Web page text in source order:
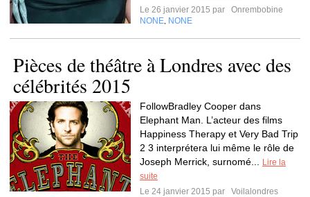
Le 26 janvier 2015 par
Onrembobine
NONE NONE
Pièces de théâtre à Londres avec des
célébrités 2015
FollowBradley Cooper dans
Elephant Man. L’acteur des films
Happiness Therapy et Very Bad Trip
2 3 interprétera lui même le rôle de
Joseph Merrick, surnomé...
Lire la
suite
Le 24 janvier 2015 par
Voilalondres